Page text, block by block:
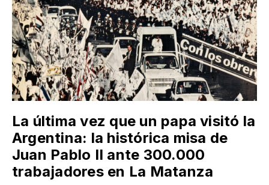
La última vez que un papa visitó la
Argentina: la histórica misa de
Juan Pablo II ante 300.000
trabajadores en La Matanza